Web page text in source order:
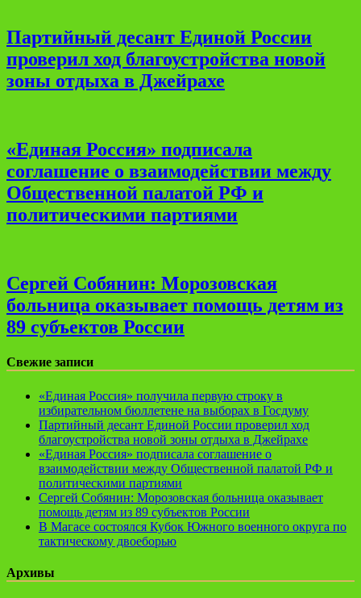
Партийный десант Единой России
проверил ход благоустройства новой
зоны отдыха в Джейрахе
«Единая Россия» подписала
соглашение о взаимодействии между
Общественной палатой РФ и
политическими партиями
Сергей Собянин: Морозовская
больница оказывает помощь детям из
89 субъектов России
Свежие записи
«Единая Россия» получила первую строку в
избирательном бюллетене на выборах в Госдуму
Партийный десант Единой России проверил ход
благоустройства новой зоны отдыха в Джейрахе
«Единая Россия» подписала соглашение о
взаимодействии между Общественной палатой РФ и
политическими партиями
Сергей Собянин: Морозовская больница оказывает
помощь детям из 89 субъектов России
В Магасе состоялся Кубок Южного военного округа по
тактическому двоеборью
Архивы